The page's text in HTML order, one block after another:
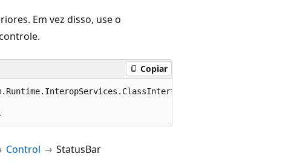
Em vez disso, use o
Copiar
Control StatusBar